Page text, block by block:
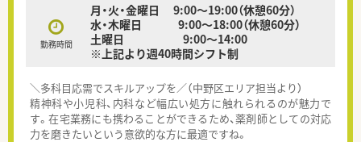
勤務時間
月・火・金曜日 9:00～19:00（休憩60分）
水・木曜日 9:00～18:00（休憩60分）
土曜日 9:00～14:00
※上記より週40時間シフト制
＼多科目応需でスキルアップを／（中野区エリア担当より）
精神科や小児科、内科など幅広い処方に触れられるのが魅力で
す。在宅業務にも携わることができるため、薬剤師としての対応
力を磨きたいという意欲的な方に最適ですね。